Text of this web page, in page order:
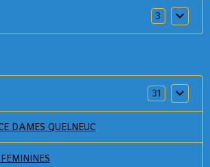
3
31
DAMES QUELNEUC